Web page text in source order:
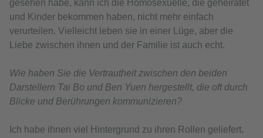
gesehen habe, kann ich die Homosexuelle, die geheiratet
und Kinder bekommen haben, nicht mehr einfach
verurteilen. Vielleicht leben sie in einer Lüge, aber die
Liebe zwischen ihnen und der Familie ist auch echt.
Wie haben Sie die Vertrautheit zwischen den beiden
Darstellern Tai Bo und Ben Yuen hergestellt, die oft durch
Blicke und Berührungen kommunizieren?
Ich habe ihnen viel Hintergrund zu ihren Rollen geliefert.